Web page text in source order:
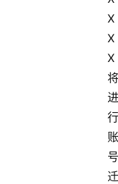
X
X
X
将
进
行
账
号
迁